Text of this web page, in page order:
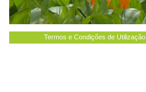
Termos e Condições de Utilização